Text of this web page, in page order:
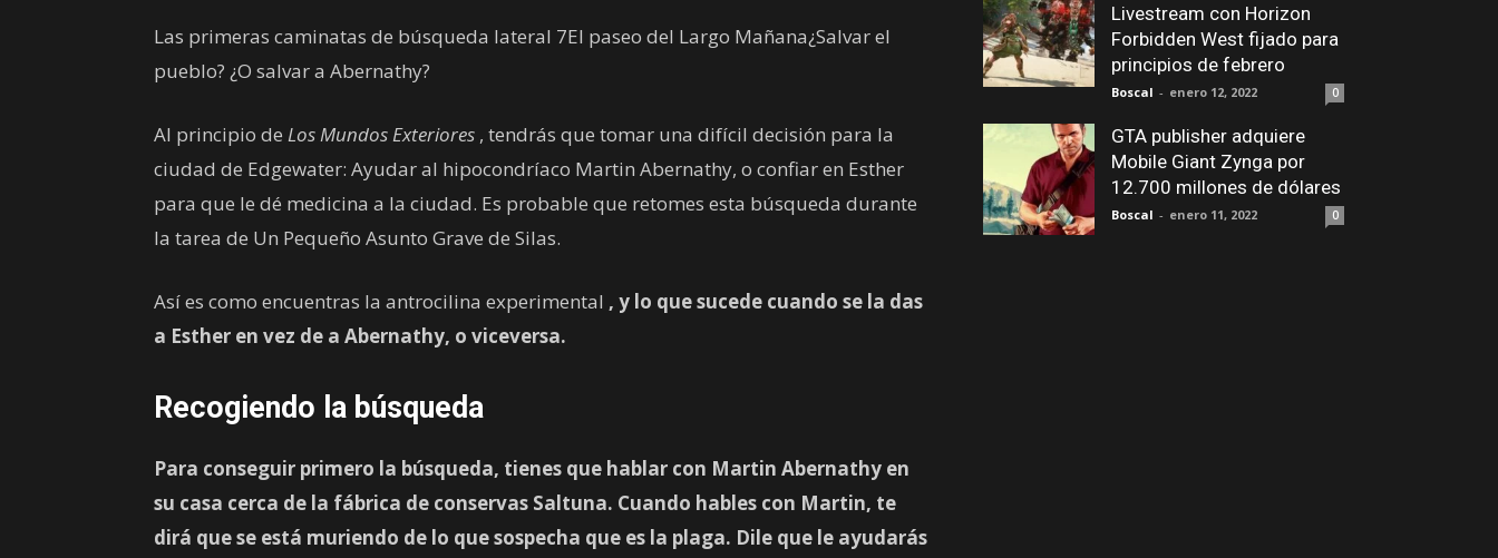
Las primeras caminatas de búsqueda lateral 7El paseo del Largo Mañana¿Salvar el
pueblo? ¿O salvar a Abernathy?
Al principio de Los Mundos Exteriores , tendrás que tomar una difícil decisión para la
ciudad de Edgewater: Ayudar al hipocondríaco Martin Abernathy, o confiar en Esther
para que le dé medicina a la ciudad. Es probable que retomes esta búsqueda durante
la tarea de Un Pequeño Asunto Grave de Silas.
Así es como encuentras la antrocilina experimental , y lo que sucede cuando se la das
a Esther en vez de a Abernathy, o viceversa.
Recogiendo la búsqueda
Para conseguir primero la búsqueda, tienes que hablar con Martin Abernathy en
su casa cerca de la fábrica de conservas Saltuna. Cuando hables con Martin, te
dirá que se está muriendo de lo que sospecha que es la plaga. Dile que le ayudarás
Livestream con Horizon
Forbidden West fijado para
principios de febrero
Boscal - enero 12, 2022 0
GTA publisher adquiere
Mobile Giant Zynga por
12.700 millones de dólares
Boscal - enero 11, 2022 0